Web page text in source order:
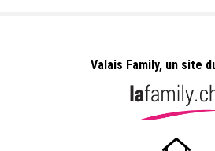
Valais Family, un site